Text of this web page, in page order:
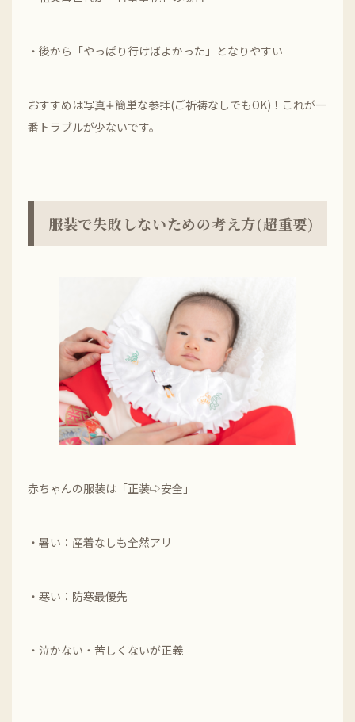
・後から「やっぱり行けばよかった」となりやすい
おすすめは写真∔簡単な参拝(ご祈祷なしでもOK)！これが一
番トラブルが少ないです。
服装で失敗しないための考え方(超重要)
赤ちゃんの服装は「正装⇨安全」
・暑い：産着なしも全然アリ
・寒い：防寒最優先
・泣かない・苦しくないが正義